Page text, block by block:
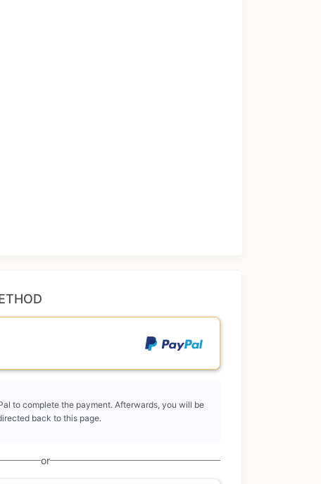
to complete the payment. Afterwards, you will be
back to this page.
or